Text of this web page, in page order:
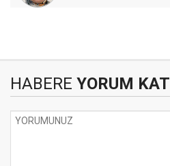
HABERE YORUM KAT